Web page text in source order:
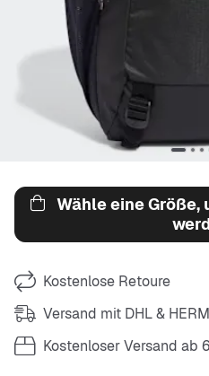
Wähle eine
Kostenlose Retoure
Versand mit DHL &
Kostenloser Versand ab